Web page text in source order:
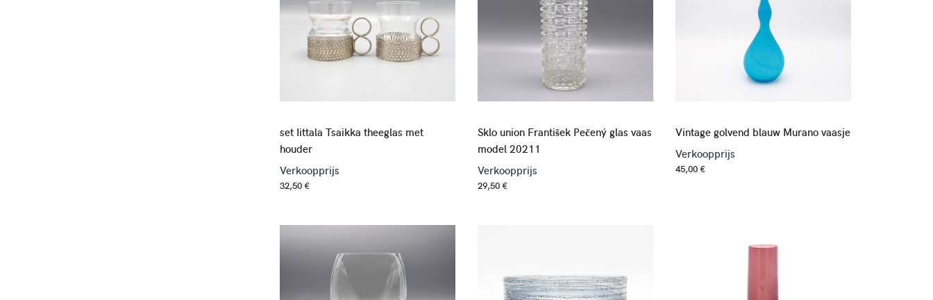
set Iittala Tsaikka theeglas met
houder
Verkoopprijs
32,50 €
Sklo union František Pečený glas vaas
model 20211
Verkoopprijs
29,50 €
Vintage golvend blauw Murano vaasje
Verkoopprijs
45,00 €